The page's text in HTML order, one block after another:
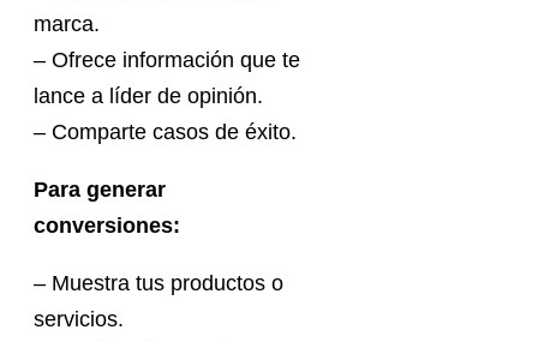
marca.
– Ofrece información que te
lance a líder de opinión.
– Comparte casos de éxito.
Para generar
conversiones:
– Muestra tus productos o
servicios.